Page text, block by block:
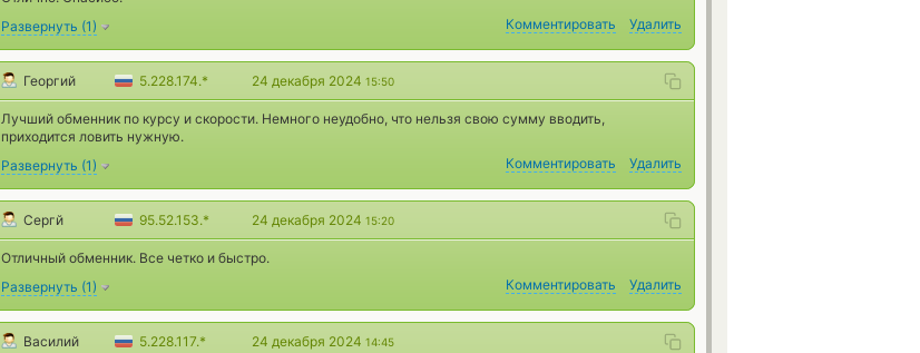
Развернуть (1) Комментировать Удалить
Георгий 5.228.174.* 24 декабря 2024 15:50
Лучший обменник по курсу и скорости. Немного неудобно, что нельзя свою сумму вводить,
приходится ловить нужную.
Развернуть (1) Комментировать Удалить
Сергй 95.52.153.* 24 декабря 2024 15:20
Отличный обменник. Все четко и быстро.
Развернуть (1) Комментировать Удалить
Василий 5.228.117.* 24 декабря 2024 14:45